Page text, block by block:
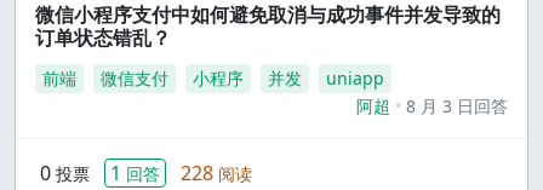
微信小程序支付中如何避免取消与成功事件并发导致的
订单状态错乱？
前端 微信支付 小程序 并发
uniapp
阿超
8 月 3 日回答
0 投票 1 回答 228 阅读